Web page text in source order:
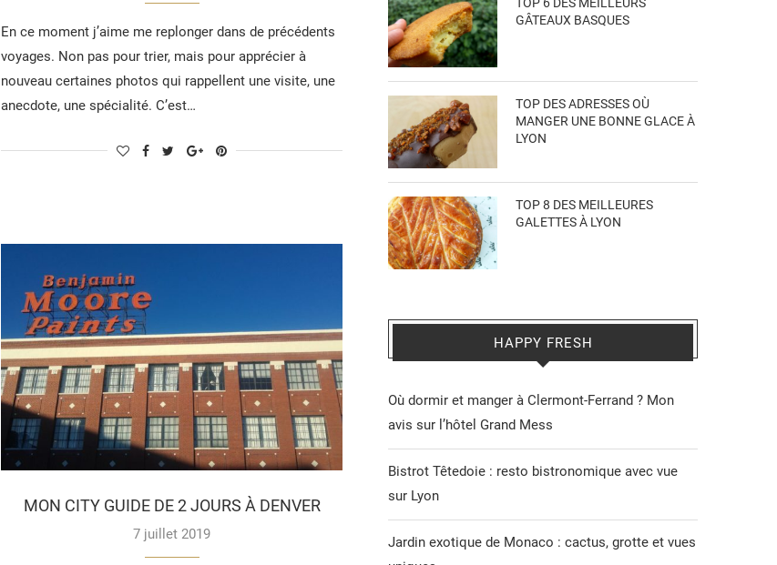
En ce moment j’aime me replonger dans de précédents
voyages. Non pas pour trier, mais pour apprécier à
nouveau certaines photos qui rappellent une visite, une
anecdote, une spécialité. C’est…
MON CITY GUIDE DE 2 JOURS À DENVER
7 juillet 2019
GÂTEAUX BASQUES
TOP DES ADRESSES OÙ
MANGER UNE BONNE GLACE À
LYON
TOP 8 DES MEILLEURES
GALETTES À LYON
HAPPY FRESH
Où dormir et manger à Clermont-Ferrand ? Mon
avis sur l’hôtel Grand Mess
Bistrot Têtedoie : resto bistronomique avec vue
sur Lyon
Jardin exotique de Monaco : cactus, grotte et vues